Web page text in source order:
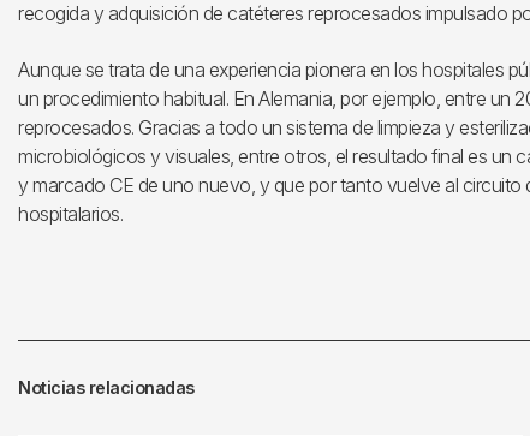
recogida y adquisición de catéteres reprocesados impulsado
Aunque se trata de una experiencia pionera en los hospitales
un procedimiento habitual. En Alemania, por ejemplo, entre un
reprocesados. Gracias a todo un sistema de limpieza y
microbiológicos y visuales, entre otros, el resultado final es un
y marcado CE de uno nuevo, y que por tanto vuelve al
hospitalarios.
Noticias relacionadas